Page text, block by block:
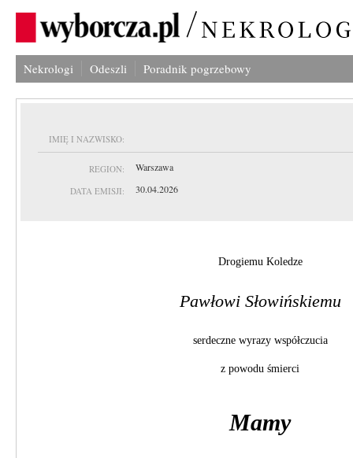
Nekrologi Odeszli Poradnik pogrzebowy
IMIĘ I NAZWISKO:
REGION: Warszawa
DATA EMISJI: 30.04.2026
Drogiemu Koledze
Pawłowi Słowińskiemu
serdeczne wyrazy współczucia
z powodu śmierci
Mamy